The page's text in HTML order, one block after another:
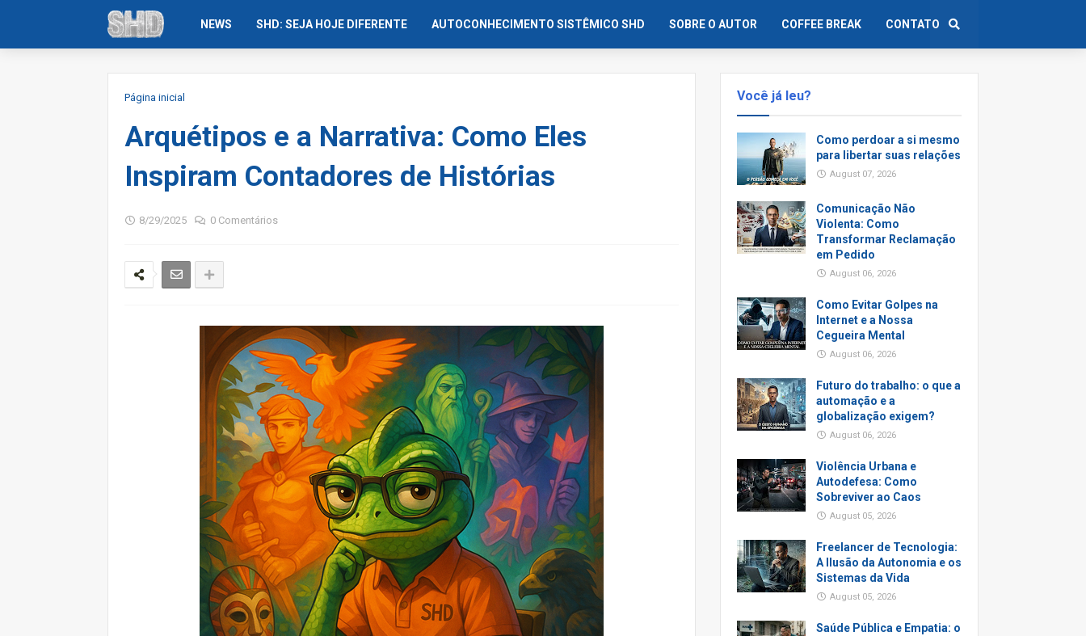
NEWS SHD: SEJA HOJE DIFERENTE AUTOCONHECIMENTO SISTÊMICO SHD SOBRE O AUTOR COFFEE BREAK CONTATO
Página inicial
Arquétipos e a Narrativa: Como Eles
Inspiram Contadores de Histórias
8/29/2025 0 Comentários
Você já leu?
Como perdoar a si mesmo
para libertar suas relações
August 07, 2026
Comunicação Não
Violenta: Como
Transformar Reclamação
em Pedido
August 06, 2026
Como Evitar Golpes na
Internet e a Nossa
Cegueira Mental
August 06, 2026
Futuro do trabalho: o que a
automação e a
globalização exigem?
August 06, 2026
Violência Urbana e
Autodefesa: Como
Sobreviver ao Caos
August 05, 2026
Freelancer de Tecnologia:
A Ilusão da Autonomia e os
Sistemas da Vida
August 05, 2026
Saúde Pública e Empatia: o